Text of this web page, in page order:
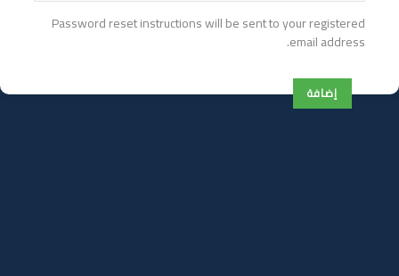
Password reset instructions will be sent to your registered
email address.